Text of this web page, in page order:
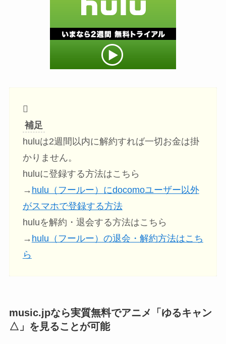
補足
huluは2週間以内に解約すれば一切お金は掛
かりません。
huluに登録する方法はこちら
→ hulu（フールー）にdocomoユーザー以外
がスマホで登録する方法
huluを解約・退会する方法はこちら
→ hulu（フールー）の退会・解約方法はこち
ら
music.jpなら実質無料でアニメ「ゆるキャン
△」を見ることが可能